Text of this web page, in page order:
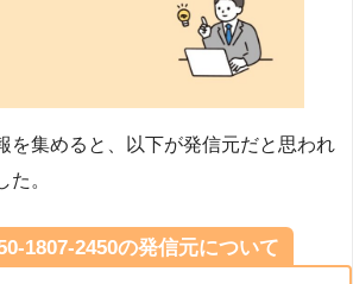
を集めると、以下が発信元だと思われ
た。
1807-2450の発信元について